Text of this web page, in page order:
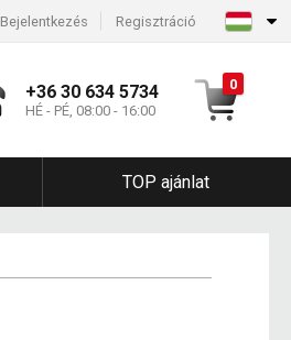
Bejelentkezés Regisztráció
+36 30 634 5734
HÉ - PÉ, 08:00 - 16:00
0
TOP ajánlat